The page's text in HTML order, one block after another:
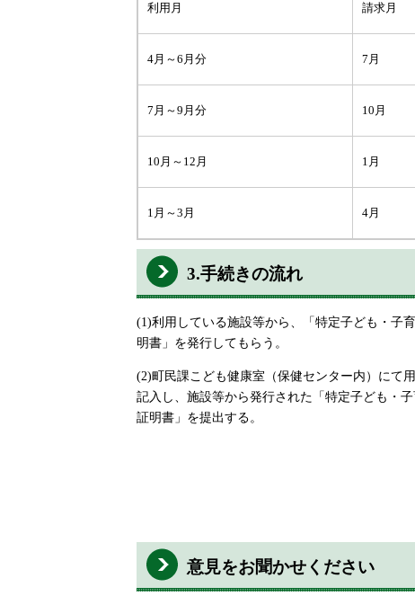
利用月 請求月
4月～6月分 7月
7月～9月分 10月
10月～12月 1月
1月～3月 4月
3.手続きの流れ
(1)利用している施設等から、「特定子ども・子
明書」を発行してもらう。
(2)町民課こども健康室（保健センター内）にて
記入し、施設等から発行された「特定子ども・
証明書」を提出する。
意見をお聞かせください